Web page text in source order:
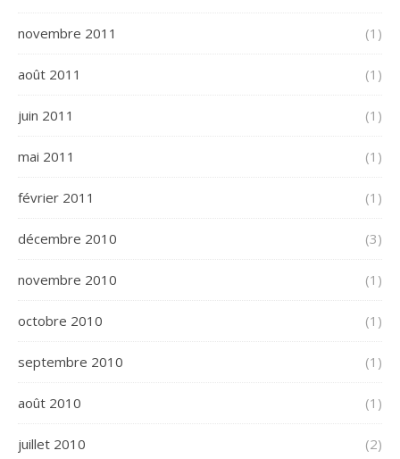
novembre 2011 (1)
août 2011 (1)
juin 2011 (1)
mai 2011 (1)
février 2011 (1)
décembre 2010 (3)
novembre 2010 (1)
octobre 2010 (1)
septembre 2010 (1)
août 2010 (1)
juillet 2010 (2)